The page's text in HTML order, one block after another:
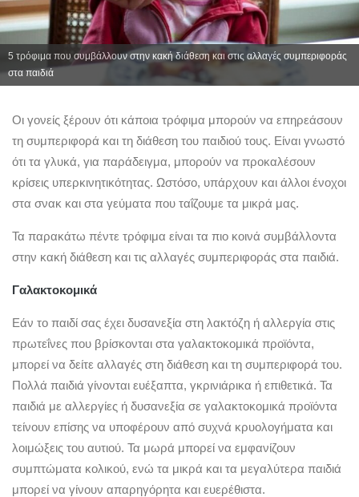
5 τρόφιμα που συμβάλλουν στην κακή διάθεση και στις αλλαγές συμπεριφοράς
στα παιδιά
Οι γονείς ξέρουν ότι κάποια τρόφιμα μπορούν να επηρεάσουν
τη συμπεριφορά και τη διάθεση του παιδιού τους. Είναι γνωστό
ότι τα γλυκά, για παράδειγμα, μπορούν να προκαλέσουν
κρίσεις υπερκινητικότητας. Ωστόσο, υπάρχουν και άλλοι ένοχοι
στα σνακ και στα γεύματα που ταΐζουμε τα μικρά μας.
Τα παρακάτω πέντε τρόφιμα είναι τα πιο κοινά συμβάλλοντα
στην κακή διάθεση και τις αλλαγές συμπεριφοράς στα παιδιά.
Γαλακτοκομικά
Εάν το παιδί σας έχει δυσανεξία στη λακτόζη ή αλλεργία στις
πρωτεΐνες που βρίσκονται στα γαλακτοκομικά προϊόντα,
μπορεί να δείτε αλλαγές στη διάθεση και τη συμπεριφορά του.
Πολλά παιδιά γίνονται ευέξαπτα, γκρινιάρικα ή επιθετικά. Τα
παιδιά με αλλεργίες ή δυσανεξία σε γαλακτοκομικά προϊόντα
τείνουν επίσης να υποφέρουν από συχνά κρυολογήματα και
λοιμώξεις του αυτιού. Τα μωρά μπορεί να εμφανίζουν
συμπτώματα κολικού, ενώ τα μικρά και τα μεγαλύτερα παιδιά
μπορεί να γίνουν απαρηγόρητα και ευερέθιστα.